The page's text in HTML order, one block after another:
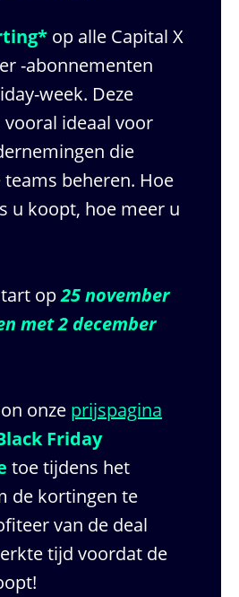
op alle Capital X
-abonnementen
week. Deze
vooral ideaal voor
die
beheren. Hoe
u koopt, hoe meer u
op25 november
met 2 december
onze prijspagina
Friday
toe tijdens het
de kortingen te
van de deal
tijd voordat de